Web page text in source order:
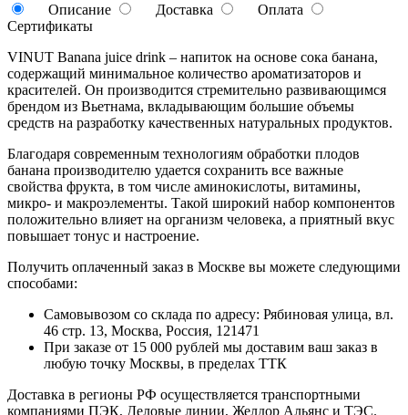
Описание
Доставка
Оплата
Сертификаты
VINUT Banana juice drink – напиток на основе сока банана,
содержащий минимальное количество ароматизаторов и
красителей. Он производится стремительно развивающимся
брендом из Вьетнама, вкладывающим большие объемы
средств на разработку качественных натуральных продуктов.
Благодаря современным технологиям обработки плодов
банана производителю удается сохранить все важные
свойства фрукта, в том числе аминокислоты, витамины,
микро- и макроэлементы. Такой широкий набор компонентов
положительно влияет на организм человека, а приятный вкус
повышает тонус и настроение.
Получить оплаченный заказ в Москве вы можете следующими
способами:
Самовывозом со склада по адресу: Рябиновая улица, вл.
46 стр. 13, Москва, Россия, 121471
При заказе от 15 000 рублей мы доставим ваш заказ в
любую точку Москвы, в пределах ТТК
Доставка в регионы РФ осуществляется транспортными
компаниями ПЭК, Деловые линии, Желдор Альянс и ТЭС.